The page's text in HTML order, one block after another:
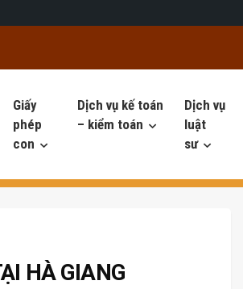
Giấy
phép
con
Dịch vụ kế toán
– kiểm toán
Dịch vụ
luật
sư
HÀ GIANG